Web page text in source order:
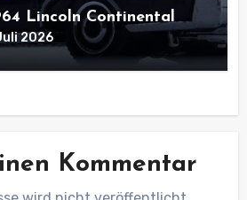
Lincoln Continental
2026
Kommentar